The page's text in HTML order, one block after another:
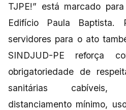
TJPE!” está marcado
Edifício Paula Baptista.
servidores para o ato
SINDJUD-PE reforça
obrigatoriedade de
sanitárias cabíveis,
distanciamento mínimo,